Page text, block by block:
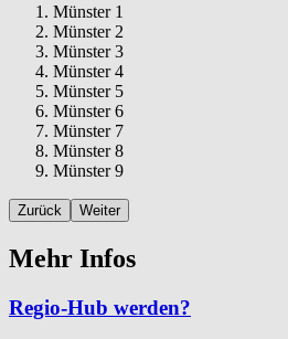
Münster 1
Münster 2
Münster 3
Münster 4
Münster 5
Münster 6
Münster 7
Münster 8
Münster 9
Zurück Weiter
Mehr Infos
Regio-Hub werden?